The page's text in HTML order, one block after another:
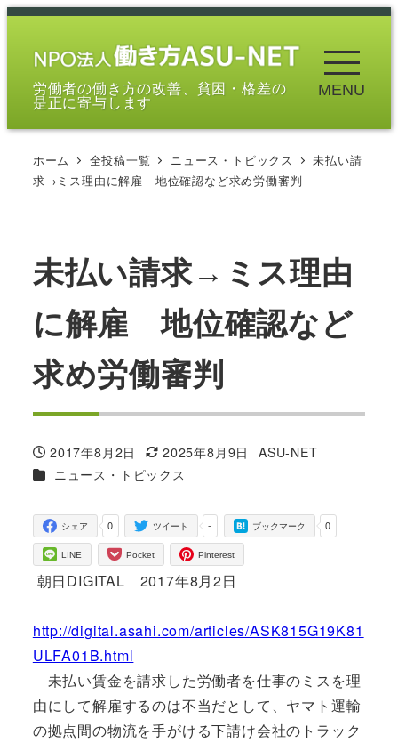
メ
労働者の働き方の改善、貧困・格差の
是正に寄与します
MENU
ホーム 全投稿一覧 ニュース・トピックス
未払い請
求→ミス理由に解雇 地位確認など求め労働審判
未払い請求→ミス理由
に解雇 地位確認など
求め労働審判
投稿日
2017年8月2日
更新日
2025年8月9日
著
ASU-NET
カテゴリー
ニュース・トピックス
0
シェア -
ツイート 0
ブックマーク
LINE Pocket Pinterest
朝日DIGITAL 2017年8月2日
http://digital.asahi.com/articles/ASK815G19K81
ULFA01B.html
未払い賃金を請求した労働者を仕事のミスを理
由にして解雇するのは不当だとして、ヤマト運輸
の拠点間の物流を手がける下請け会社のトラック